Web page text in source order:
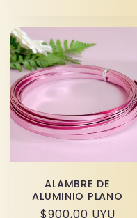
ALAMBRE DE
ALUMINIO PLANO
Precio
$900,00 UYU